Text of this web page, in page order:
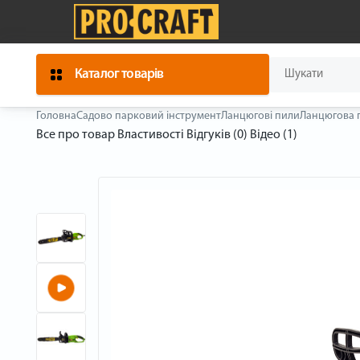
Каталог товарів
ГоловнаСадово парковий інструментЛанцюгові пилиЛанцюгова
Все про товар Властивості Відгуків (0) Відео (1)